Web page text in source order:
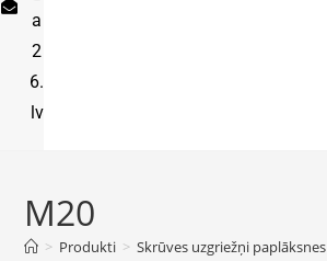
a
2
6.
lv
M20
> Produkti > Skrūves uzgriežņi paplāksnes